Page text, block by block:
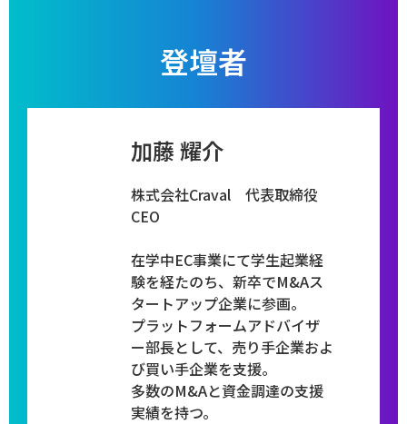
登壇者
加藤 耀介
株式会社Craval ​代表取締役
CEO
​​在学中EC事業にて学生起業経
験を経たのち、新卒でM&Aス
タートアップ企業に参画。
プラットフォームアドバイザ
ー部長として、売り手企業およ
び買い手企業を支援。
多数のM&Aと資金調達の支援
実績を持つ。